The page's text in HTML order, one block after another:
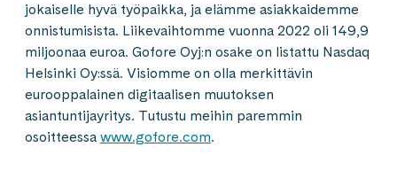
jokaiselle hyvä työpaikka, ja elämme asiakkaidemme
onnistumisista. Liikevaihtomme vuonna 2022 oli 149,9
miljoonaa euroa. Gofore Oyj:n osake on listattu Nasdaq
Helsinki Oy:ssä. Visiomme on olla merkittävin
eurooppalainen digitaalisen muutoksen
asiantuntijayritys. Tutustu meihin paremmin
osoitteessa www.gofore.com.